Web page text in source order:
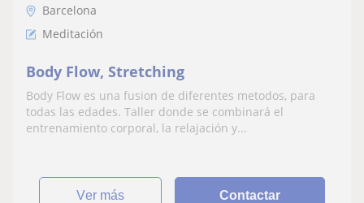
Barcelona
Meditación
Body Flow, Stretching
Body Flow es una fusion de diferentes metodos, para
todas las edades. Taller donde se combinará el
entrenamiento corporal, la relajación y...
ver más Contactar